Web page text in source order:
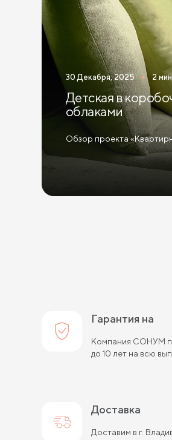
30 Декабря, 2025 2
Детская в
облаками
Обзор проекта
Гарантия на
Компания СОНУМ
до 10 лет на всю
Доставка
Доставим в г.